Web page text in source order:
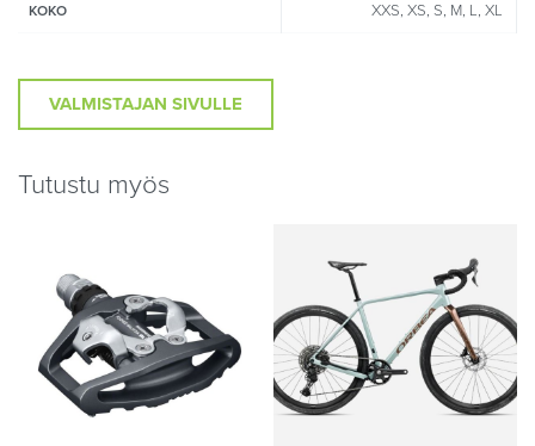
KOKO XXS, XS, S, M, L, XL
VALMISTAJAN SIVULLE
Tutustu myös